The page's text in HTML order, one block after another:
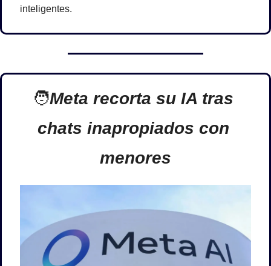
inteligentes.
🧑Meta recorta su IA tras
chats inapropiados con
menores